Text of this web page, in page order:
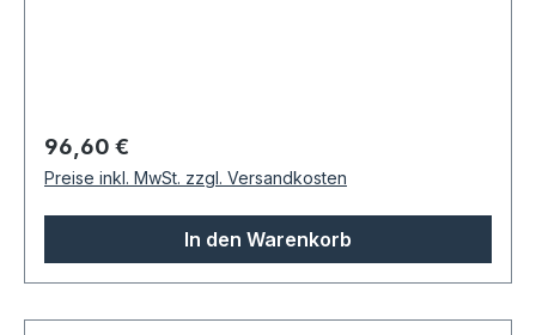
Regulärer Preis:
96,60 €
Preise inkl. MwSt. zzgl. Versandkosten
In den Warenkorb